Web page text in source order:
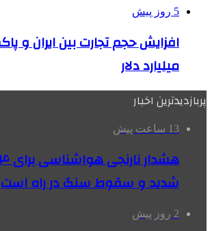
5 روز پیش
میلیارد دلار
پربازدیدترین اخبار
13 ساعت پیش
شدید و سقوط سنگ در راه است
2 روز پیش